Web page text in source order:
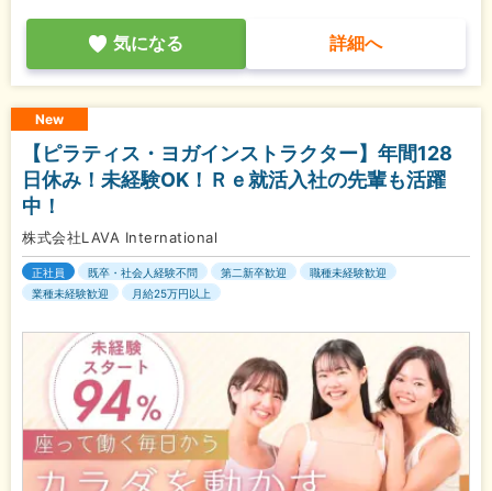
気になる 詳細へ
New
【ピラティス・ヨガインストラクター】年間128
日休み！未経験OK！Ｒｅ就活入社の先輩も活躍
中！
株式会社LAVA International
正社員 既卒・社会人経験不問 第二新卒歓迎
職種未経験歓迎
業種未経験歓迎
月給25万円以上